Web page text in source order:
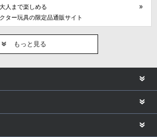
人まで楽しめる
ター玩具の限定品通販サイト
もっと見る